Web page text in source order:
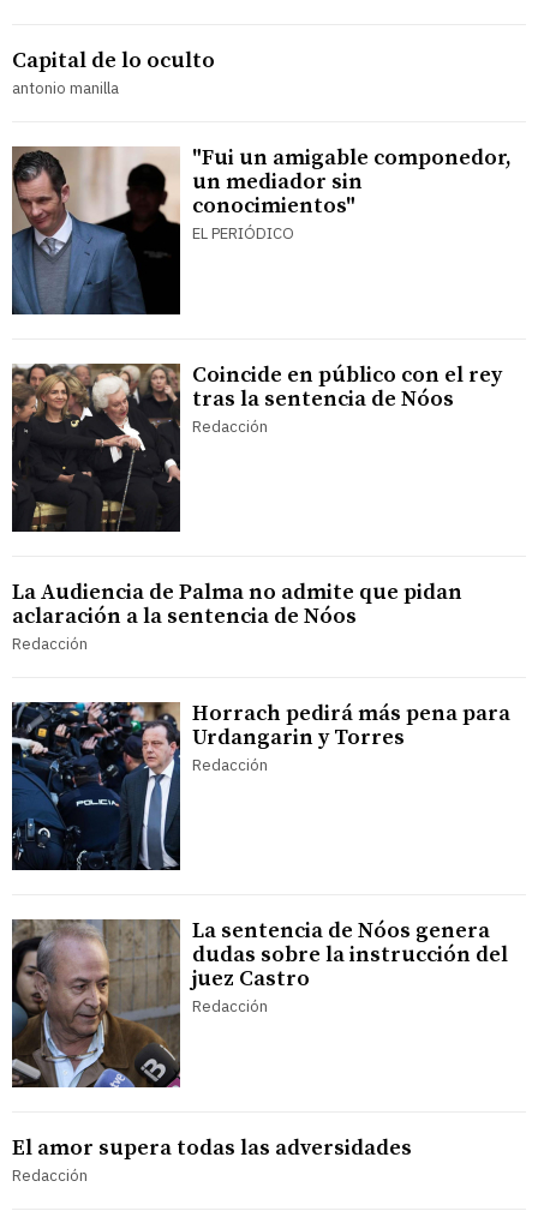
Capital de lo oculto
antonio manilla
"Fui un amigable componedor,
un mediador sin
conocimientos"
EL PERIÓDICO
Coincide en público con el rey
tras la sentencia de Nóos
Redacción
La Audiencia de Palma no admite que pidan
aclaración a la sentencia de Nóos
Redacción
Horrach pedirá más pena para
Urdangarin y Torres
Redacción
La sentencia de Nóos genera
dudas sobre la instrucción del
juez Castro
Redacción
El amor supera todas las adversidades
Redacción